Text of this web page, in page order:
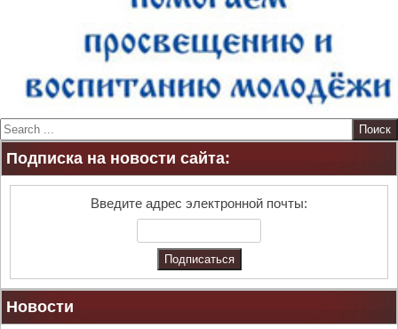
S
e
r
Подписка на новости сайта:
Введите адрес электронной почты:
Новости